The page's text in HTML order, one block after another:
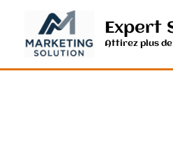
contenu
Expert
Attirez plus de